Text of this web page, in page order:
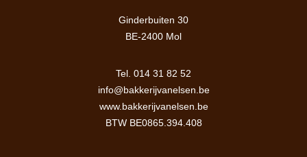
Ginderbuiten 30
BE-2400 Mol
Tel. 014 31 82 52
info@bakkerijvanelsen.be
www.bakkerijvanelsen.be
BTW BE0865.394.408